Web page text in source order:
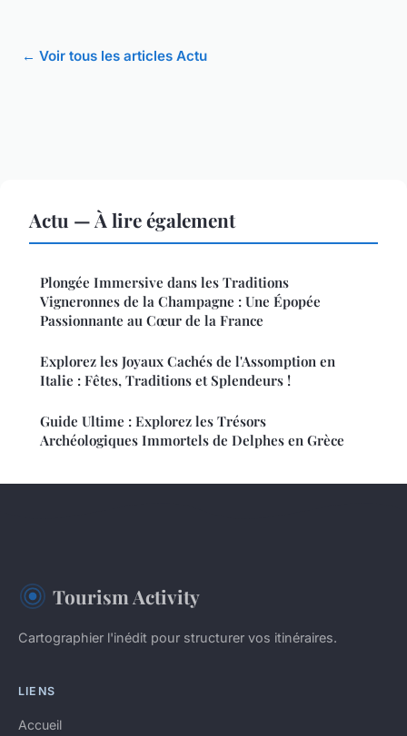
← Voir tous les articles Actu
Actu — À lire également
Plongée Immersive dans les Traditions
Vigneronnes de la Champagne : Une Épopée
Passionnante au Cœur de la France
Explorez les Joyaux Cachés de l'Assomption en
Italie : Fêtes, Traditions et Splendeurs !
Guide Ultime : Explorez les Trésors
Archéologiques Immortels de Delphes en Grèce
Tourism Activity
Cartographier l'inédit pour structurer vos itinéraires.
LIENS
Accueil